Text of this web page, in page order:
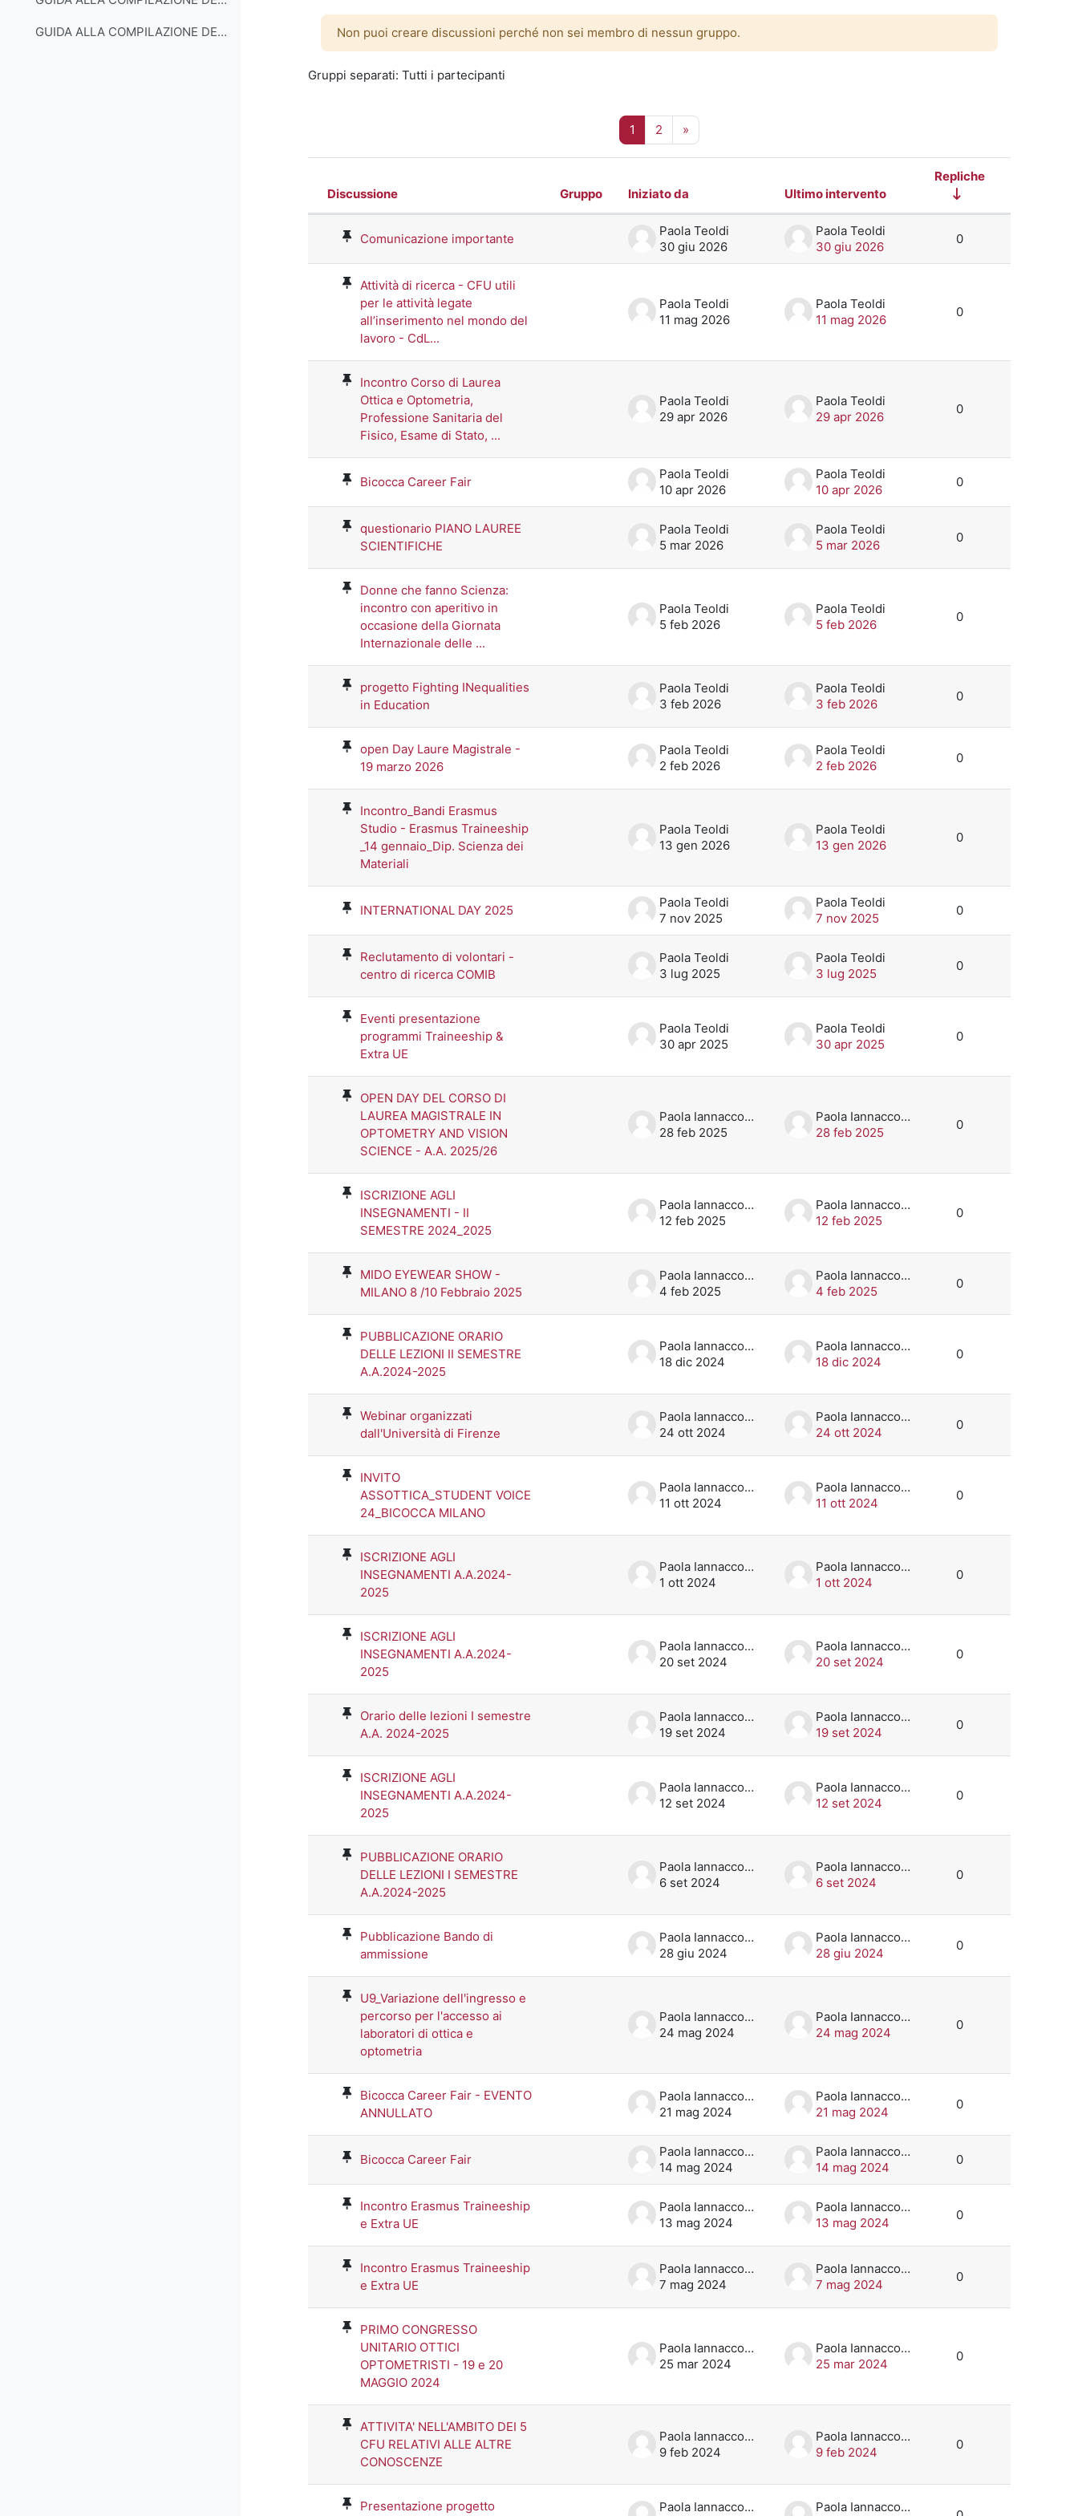
GUIDA ALLA COMPILAZIONE DEL PIANO DI STUDI PART-TIME Non puoi creare discussioni perché non sei membro di nessun gruppo.
Gruppi separati: Tutti i partecipanti
1 Pagina 1
2 Pagina 2
»
Elenco delle discussioni. Visualizzazione di 100 discussioni su 112
Stato
Discussione Gruppo Iniziato da Ultimo intervento
Repliche
Azioni
Comunicazione importante
Paola Teoldi
30 giu 2026
Paola Teoldi
30 giu 2026
0
Attività di ricerca - CFU utili
per le attività legate
all’inserimento nel mondo del
lavoro - CdL...
Paola Teoldi
11 mag 2026
Paola Teoldi
11 mag 2026
0
Incontro Corso di Laurea
Ottica e Optometria,
Professione Sanitaria del
Fisico, Esame di Stato, ...
Paola Teoldi
29 apr 2026
Paola Teoldi
29 apr 2026
0
Bicocca Career Fair
Paola Teoldi
10 apr 2026
Paola Teoldi
10 apr 2026
0
questionario PIANO LAUREE
SCIENTIFICHE
Paola Teoldi
5 mar 2026
Paola Teoldi
5 mar 2026
0
Donne che fanno Scienza:
incontro con aperitivo in
occasione della Giornata
Internazionale delle ...
Paola Teoldi
5 feb 2026
Paola Teoldi
5 feb 2026
0
progetto Fighting INequalities
in Education
Paola Teoldi
3 feb 2026
Paola Teoldi
3 feb 2026
0
open Day Laure Magistrale -
19 marzo 2026
Paola Teoldi
2 feb 2026
Paola Teoldi
2 feb 2026
0
Incontro_Bandi Erasmus
Studio - Erasmus Traineeship
_14 gennaio_Dip. Scienza dei
Materiali
Paola Teoldi
13 gen 2026
Paola Teoldi
13 gen 2026
0
INTERNATIONAL DAY 2025
Paola Teoldi
7 nov 2025
Paola Teoldi
7 nov 2025
0
Reclutamento di volontari -
centro di ricerca COMIB
Paola Teoldi
3 lug 2025
Paola Teoldi
3 lug 2025
0
Eventi presentazione
programmi Traineeship &
Extra UE
Paola Teoldi
30 apr 2025
Paola Teoldi
30 apr 2025
0
OPEN DAY DEL CORSO DI
LAUREA MAGISTRALE IN
OPTOMETRY AND VISION
SCIENCE - A.A. 2025/26
Paola Iannaccone
28 feb 2025
Paola Iannaccone
28 feb 2025
0
ISCRIZIONE AGLI
INSEGNAMENTI - II
SEMESTRE 2024_2025
Paola Iannaccone
12 feb 2025
Paola Iannaccone
12 feb 2025
0
MIDO EYEWEAR SHOW -
MILANO 8 /10 Febbraio 2025
Paola Iannaccone
4 feb 2025
Paola Iannaccone
4 feb 2025
0
PUBBLICAZIONE ORARIO
DELLE LEZIONI II SEMESTRE
A.A.2024-2025
Paola Iannaccone
18 dic 2024
Paola Iannaccone
18 dic 2024
0
Webinar organizzati
dall'Università di Firenze
Paola Iannaccone
24 ott 2024
Paola Iannaccone
24 ott 2024
0
INVITO
ASSOTTICA_STUDENT VOICE
24_BICOCCA MILANO
Paola Iannaccone
11 ott 2024
Paola Iannaccone
11 ott 2024
0
ISCRIZIONE AGLI
INSEGNAMENTI A.A.2024-
2025
Paola Iannaccone
1 ott 2024
Paola Iannaccone
1 ott 2024
0
ISCRIZIONE AGLI
INSEGNAMENTI A.A.2024-
2025
Paola Iannaccone
20 set 2024
Paola Iannaccone
20 set 2024
0
Orario delle lezioni I semestre
A.A. 2024-2025
Paola Iannaccone
19 set 2024
Paola Iannaccone
19 set 2024
0
ISCRIZIONE AGLI
INSEGNAMENTI A.A.2024-
2025
Paola Iannaccone
12 set 2024
Paola Iannaccone
12 set 2024
0
PUBBLICAZIONE ORARIO
DELLE LEZIONI I SEMESTRE
A.A.2024-2025
Paola Iannaccone
6 set 2024
Paola Iannaccone
6 set 2024
0
Pubblicazione Bando di
ammissione
Paola Iannaccone
28 giu 2024
Paola Iannaccone
28 giu 2024
0
U9_Variazione dell'ingresso e
percorso per l'accesso ai
laboratori di ottica e
optometria
Paola Iannaccone
24 mag 2024
Paola Iannaccone
24 mag 2024
0
Bicocca Career Fair - EVENTO
ANNULLATO
Paola Iannaccone
21 mag 2024
Paola Iannaccone
21 mag 2024
0
Bicocca Career Fair
Paola Iannaccone
14 mag 2024
Paola Iannaccone
14 mag 2024
0
Incontro Erasmus Traineeship
e Extra UE
Paola Iannaccone
13 mag 2024
Paola Iannaccone
13 mag 2024
0
Incontro Erasmus Traineeship
e Extra UE
Paola Iannaccone
7 mag 2024
Paola Iannaccone
7 mag 2024
0
PRIMO CONGRESSO
UNITARIO OTTICI
OPTOMETRISTI - 19 e 20
MAGGIO 2024
Paola Iannaccone
25 mar 2024
Paola Iannaccone
25 mar 2024
0
ATTIVITA' NELL'AMBITO DEI 5
CFU RELATIVI ALLE ALTRE
CONOSCENZE
Paola Iannaccone
9 feb 2024
Paola Iannaccone
9 feb 2024
0
Presentazione progetto
Paola Iannaccone
Paola Iannaccone